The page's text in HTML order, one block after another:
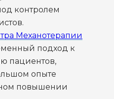
контролем
Механотерапии
подход к
пациентов,
опыте
повышении